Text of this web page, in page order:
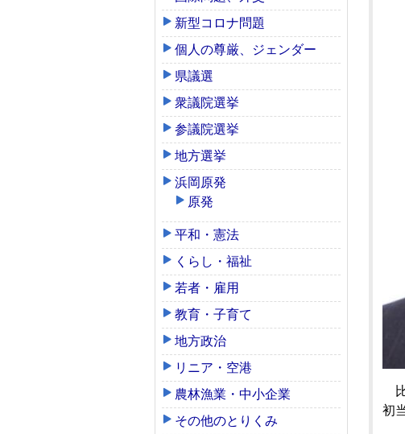
比
初
新型コロナ問題
個人の尊厳、ジェンダー
県議選
衆議院選挙
参議院選挙
地方選挙
浜岡原発
原発
平和・憲法
くらし・福祉
若者・雇用
教育・子育て
地方政治
リニア・空港
農林漁業・中小企業
その他のとりくみ